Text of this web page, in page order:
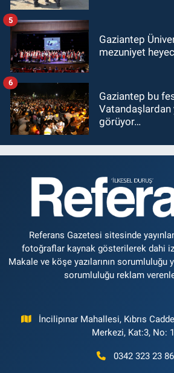
Gaziantep
mezuniyet
5
Gaziantep bu
Vatandaşlardan
görüyor…
6
Referans Gazetesi sitesinde
fotoğraflar kaynak gösterilerek dahi
Makale ve köşe yazılarının sorumluluğu
sorumluluğu reklam
İncilipınar Mahallesi, Kıbrıs
Merkezi, Kat:3, No:
0342 323 23 86